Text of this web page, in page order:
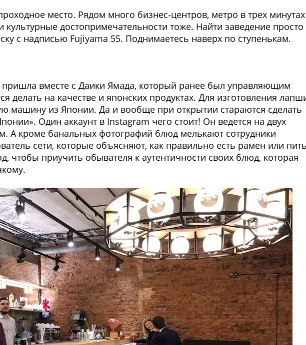
место. Рядом много бизнес‑центров, метро в трех минутах
культурные достопримечательности тоже. Найти заведение просто
с надписью Fujiyama 55. Поднимаетесь наверх по ступенькам.
пришла вместе с Даики Ямада, который ранее был управляющим
делать на качестве и японских продуктах. Для изготовления
машину из Японии. Да и вообще при открытии стараются сделать
Один аккаунт в Instagram чего стоит! Он ведется на двух
А кроме банальных фотографий блюд мелькают сотрудники
сети, которые объясняют, как правильно есть рамен или
чтобы приучить обывателя к аутентичности своих блюд, которая